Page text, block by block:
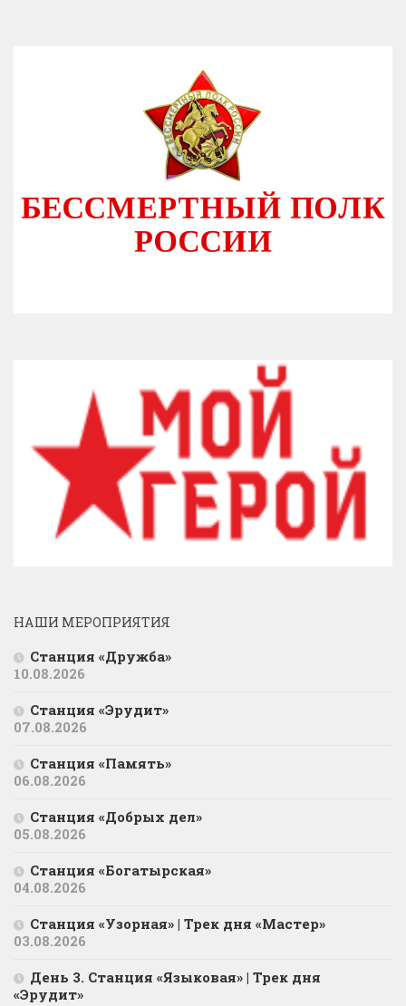
НАШИ МЕРОПРИЯТИЯ
Станция «Дружба»
10.08.2026
Станция «Эрудит»
07.08.2026
Станция «Память»
06.08.2026
Станция «Добрых дел»
05.08.2026
Станция «Богатырская»
04.08.2026
Станция «Узорная» | Трек дня «Мастер»
03.08.2026
День 3. Станция «Языковая» | Трек дня
«Эрудит»